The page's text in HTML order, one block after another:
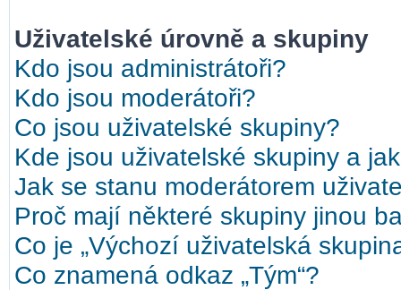
Uživatelské úrovně a skupiny
Kdo jsou administrátoři?
Kdo jsou moderátoři?
Co jsou uživatelské skupiny?
Kde jsou uživatelské skupiny a
Jak se stanu moderátorem
Proč mají některé skupiny jinou
Co je „Výchozí uživatelská
Co znamená odkaz „Tým“?